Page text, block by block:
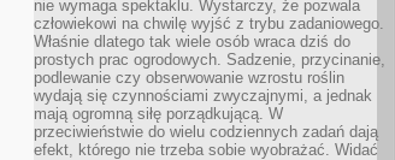
nie wymaga spektaklu. Wystarczy, że pozwala
człowiekowi na chwilę wyjść z trybu zadaniowego.
Właśnie dlatego tak wiele osób wraca dziś do
prostych prac ogrodowych. Sadzenie, przycinanie,
podlewanie czy obserwowanie wzrostu roślin
wydają się czynnościami zwyczajnymi, a jednak
mają ogromną siłę porządkującą. W
przeciwieństwie do wielu codziennych zadań dają
efekt, którego nie trzeba sobie wyobrażać. Widać